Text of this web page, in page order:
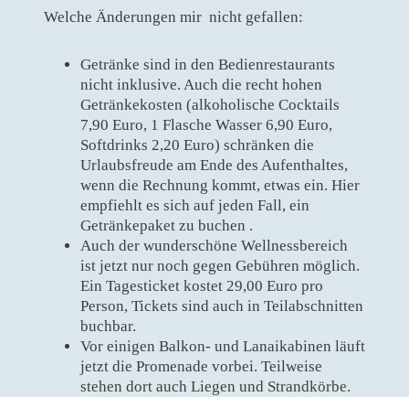
Welche Änderungen mir nicht gefallen:
Getränke sind in den Bedienrestaurants
nicht inklusive. Auch die recht hohen
Getränkekosten (alkoholische Cocktails
7,90 Euro, 1 Flasche Wasser 6,90 Euro,
Softdrinks 2,20 Euro) schränken die
Urlaubsfreude am Ende des Aufenthaltes,
wenn die Rechnung kommt, etwas ein. Hier
empfiehlt es sich auf jeden Fall, ein
Getränkepaket zu buchen .
Auch der wunderschöne Wellnessbereich
ist jetzt nur noch gegen Gebühren möglich.
Ein Tagesticket kostet 29,00 Euro pro
Person, Tickets sind auch in Teilabschnitten
buchbar.
Vor einigen Balkon- und Lanaikabinen läuft
jetzt die Promenade vorbei. Teilweise
stehen dort auch Liegen und Strandkörbe.